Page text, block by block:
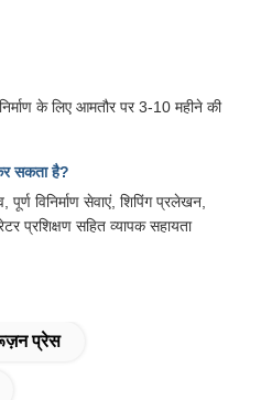
के लिए आमतौर पर 3-10 महीने की
सकता है?
विनिर्माण सेवाएं, शिपिंग प्रलेखन,
प्रशिक्षण सहित व्यापक सहायता
प्रेस